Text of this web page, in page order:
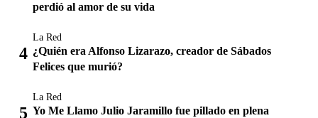
perdió al amor de su vida
La Red
¿Quién era Alfonso Lizarazo, creador de Sábados
Felices que murió?
La Red
Yo Me Llamo Julio Jaramillo fue pillado en plena